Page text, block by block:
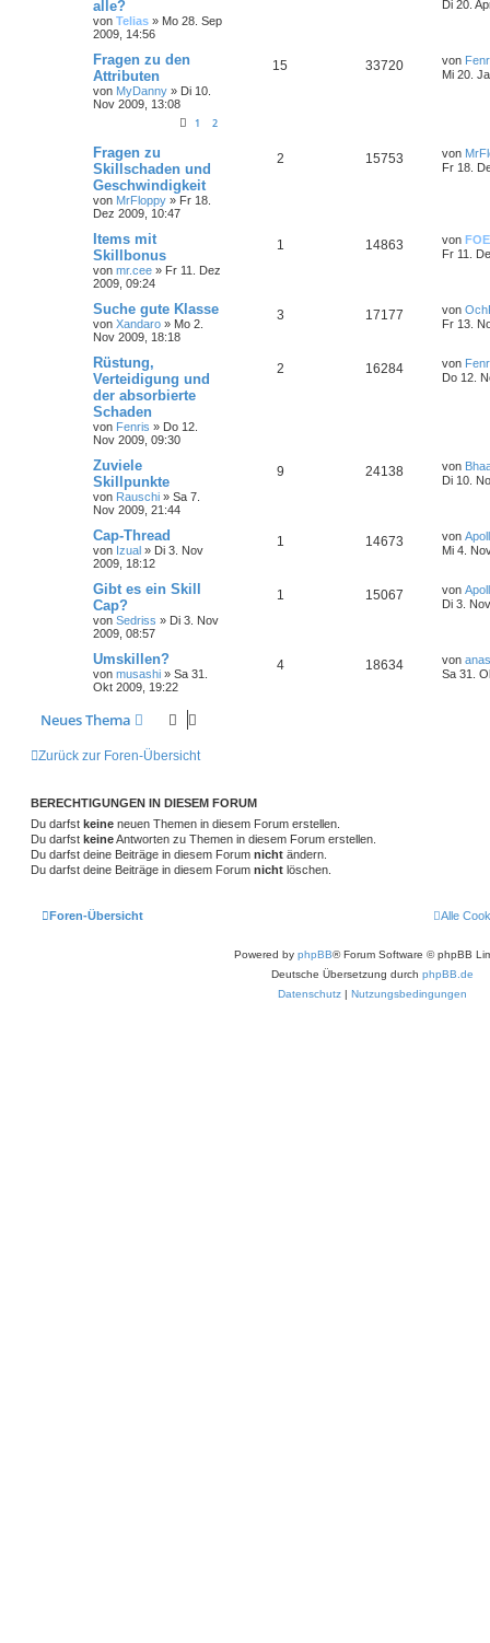
alle?
von Telias » Mo 28. Sep
2009, 14:56
Di 20.
Fragen zu den
Attributen
von MyDanny » Di 10.
Nov 2009, 13:08
1 2
15 33720 von
Mi 20.
Fragen zu
Skillschaden und
Geschwindigkeit
von MrFloppy » Fr 18.
Dez 2009, 10:47
2 15753 von
Fr 18.
Items mit
Skillbonus
von mr.cee » Fr 11. Dez
2009, 09:24
1 14863 von FOE
Fr 11.
Suche gute Klasse
von Xandaro » Mo 2.
Nov 2009, 18:18
3 17177 von
Fr 13.
Rüstung,
Verteidigung und
der absorbierte
Schaden
von Fenris » Do 12.
Nov 2009, 09:30
2 16284 von
Do 12.
Zuviele
Skillpunkte
von Rauschi » Sa 7.
Nov 2009, 21:44
9 24138 von
Di 10.
Cap-Thread
von Izual » Di 3. Nov
2009, 18:12
1 14673 von
Mi 4.
Gibt es ein Skill
Cap?
von Sedriss » Di 3. Nov
2009, 08:57
1 15067 von
Di 3.
Umskillen?
von musashi » Sa 31.
Okt 2009, 19:22
4 18634 von
Sa 31.
Neues Thema
Zurück zur Foren-Übersicht
BERECHTIGUNGEN IN DIESEM FORUM
Du darfst keine neuen Themen in diesem Forum erstellen.
Du darfst keineAntworten zu Themen in diesem Forum erstellen.
Du darfst deine Beiträge in diesem Forum nicht ändern.
Du darfst deine Beiträge in diesem Forum nicht löschen.
Foren-Übersicht Alle
Powered by phpBB® Forum Software © phpBB
Deutsche Übersetzung durch phpBB.de
Datenschutz | Nutzungsbedingungen